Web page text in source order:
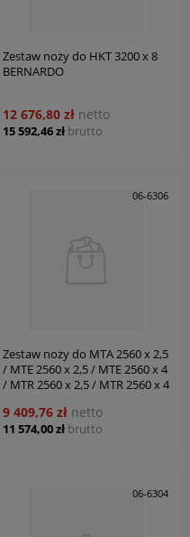
Zestaw noży do HKT 3200 x 8
BERNARDO
15 592,46 zł brutto
12 676,80 zł netto
06-6306
Zestaw noży do MTA 2560 x 2,5
/ MTE 2560 x 2,5 / MTE 2560 x 4
/ MTR 2560 x 2,5 / MTR 2560 x 4
11 574,00 zł brutto
9 409,76 zł netto
06-6304